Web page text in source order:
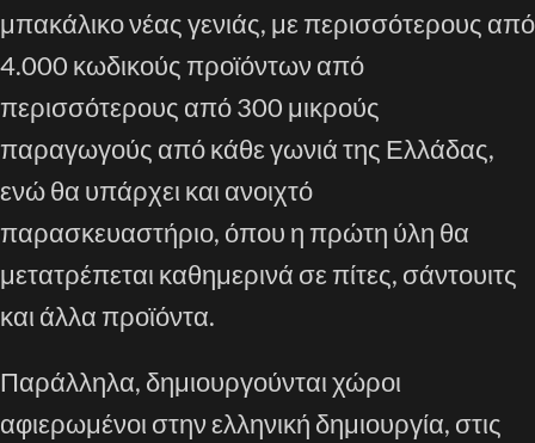
μπακάλικο νέας γενιάς, με περισσότερους από
4.000 κωδικούς προϊόντων από
περισσότερους από 300 μικρούς
παραγωγούς από κάθε γωνιά της Ελλάδας,
ενώ θα υπάρχει και ανοιχτό
παρασκευαστήριο, όπου η πρώτη ύλη θα
μετατρέπεται καθημερινά σε πίτες, σάντουιτς
και άλλα προϊόντα.
Παράλληλα, δημιουργούνται χώροι
αφιερωμένοι στην ελληνική δημιουργία, στις